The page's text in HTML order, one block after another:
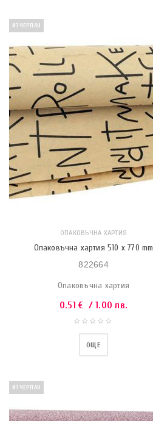
ИЗЧЕРПАН
ОПАКОВЪЧНА ХАРТИЯ
Опаковъчна хартия 510 x 770 mm
822664
Опаковъчна хартия
0.51€ / 1.00 лв.
ОЩЕ
ИЗЧЕРПАН